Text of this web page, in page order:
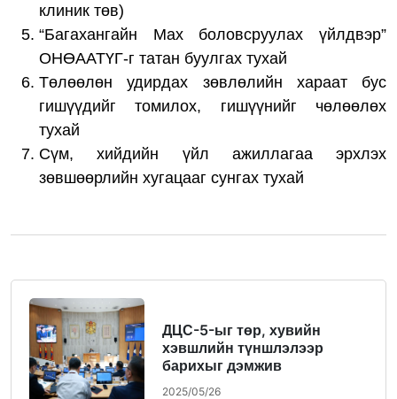
клиник төв)
“Багахангайн Мах боловсруулах үйлдвэр”
ОНӨААТҮГ-г татан буулгах тухай
Төлөөлөн удирдах зөвлөлийн хараат бус
гишүүдийг томилох, гишүүнийг чөлөөлөх
тухай
Сүм, хийдийн үйл ажиллагаа эрхлэх
зөвшөөрлийн хугацааг сунгах тухай
ДЦС-5-ыг төр, хувийн
хэвшлийн түншлэлээр
барихыг дэмжив
2025/05/26